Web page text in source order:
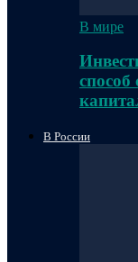
В мире
В России